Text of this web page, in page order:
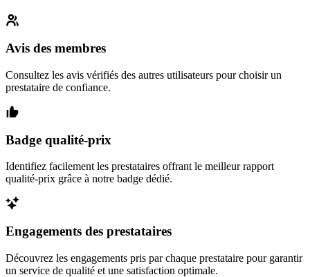
Avis des membres
Consultez les avis vérifiés des autres utilisateurs pour choisir un
prestataire de confiance.
Badge qualité-prix
Identifiez facilement les prestataires offrant le meilleur rapport
qualité-prix grâce à notre badge dédié.
Engagements des prestataires
Découvrez les engagements pris par chaque prestataire pour garantir
un service de qualité et une satisfaction optimale.